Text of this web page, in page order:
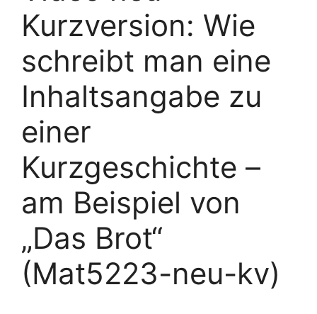
Kurzversion: Wie
schreibt man eine
Inhaltsangabe zu
einer
Kurzgeschichte –
am Beispiel von
„Das Brot“
(Mat5223-neu-kv)